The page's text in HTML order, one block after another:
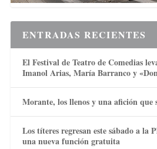
ENTRADAS RECIENTES
El Festival de Teatro de Comedias
Imanol Arias, María Barranco y
Morante, los llenos y una afición que
Los títeres regresan este sábado a la
una nueva función gratuita